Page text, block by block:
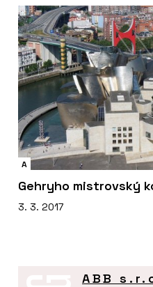
A
Gehryho mistrovský
3. 3. 2017
ABB